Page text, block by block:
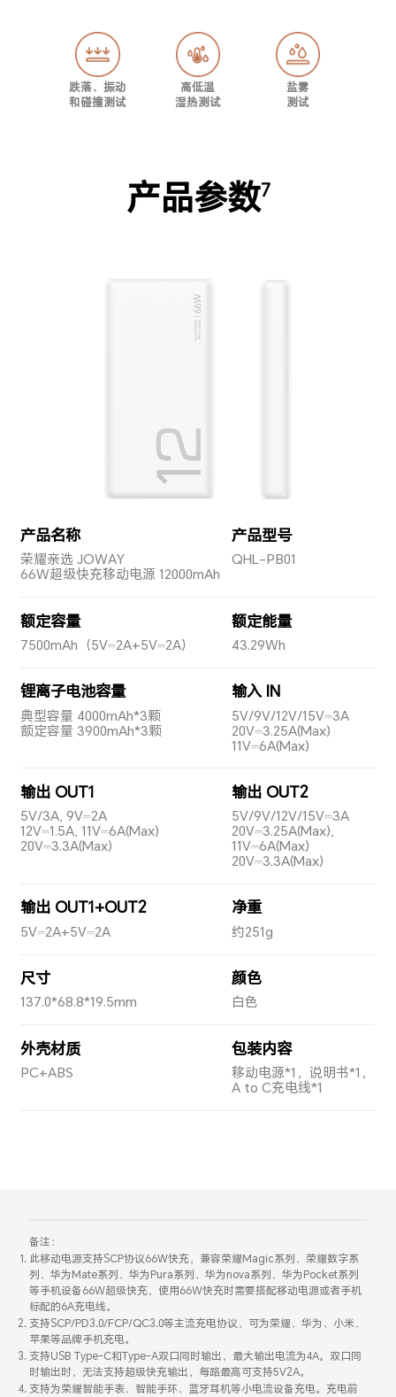
跌落、振动
和碰撞测试
高低温
湿热测试
盐雾
测试
产品参数7
产品名称
荣耀亲选 JOWAY
66W超级快充移动电源 12000mAh
产品型号
QHL-PB01
额定容量
7500mAh（5V⎓2A+5V⎓2A）
锂离子电池容量
典型容量 4000mAh*3颗
额定容量 3900mAh*3颗
额定能量
43.29Wh
输入 IN
5V/9V/12V/15V⎓3A
20V⎓3.25A(Max)
11V⎓6A(Max)
输出 OUT1
5V/3A, 9V⎓2A
12V⎓1.5A, 11V⎓6A(Max)
20V⎓3.3A(Max)
输出 OUT2
5V/9V/12V/15V⎓3A
20V⎓3.25A(Max),
11V⎓6A(Max)
20V⎓3.3A(Max)
输出 OUT1+OUT2
5V⎓2A+5V⎓2A
净重
约251g
尺寸
137.0*68.8*19.5mm
颜色
白色
外壳材质
PC+ABS
包装内容
移动电源*1，说明书*1，
A to C充电线*1
备注：
此移动电源支持SCP协议66W快充，兼容荣耀Magic系列、荣耀数字系
列、华为Mate系列、华为Pura系列、华为nova系列、华为Pocket系列
等手机设备66W超级快充，使用66W快充时需要搭配移动电源或者手机
标配的6A充电线。
支持SCP/PD3.0/FCP/QC3.0等主流充电协议，可为荣耀、华为、小米、
苹果等品牌手机充电。
支持USB Type-C和Type-A双口同时输出，最大输出电流为4A。双口同
时输出时，无法支持超级快充输出，每路最高可支持5V2A。
支持为荣耀智能手表、智能手环、蓝牙耳机等小电流设备充电。充电前